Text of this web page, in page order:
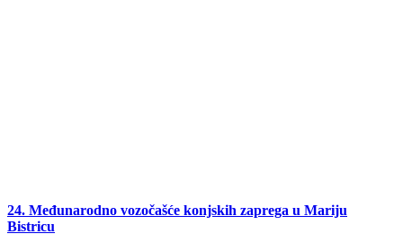
24. Međunarodno vozočašće konjskih zaprega u Mariju
Bistricu